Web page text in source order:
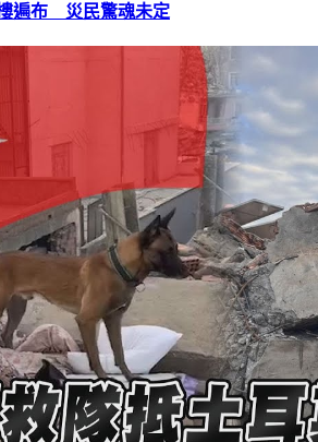
遍布 災民驚魂未定